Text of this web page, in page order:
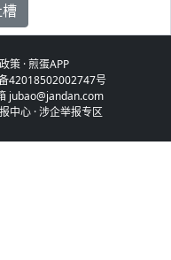
策·煎蛋APP
42018502002747号
jubao@jandan.com
中心 ·涉企举报专区